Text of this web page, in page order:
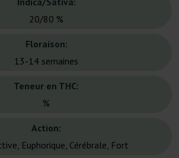
20/80 %
Floraison:
13-14 semaines
Teneur en THC:
%
Action:
Euphorique, Cérébrale, Fort